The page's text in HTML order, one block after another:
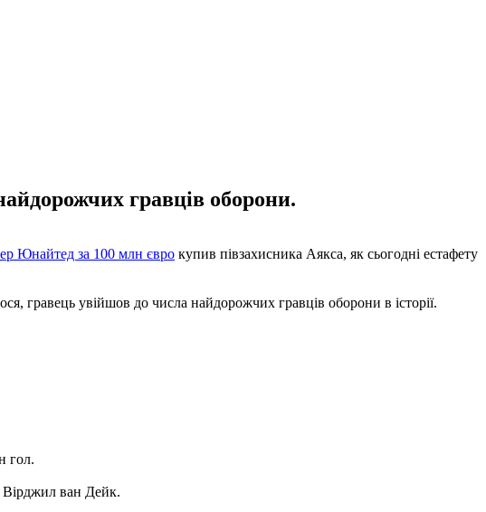
гравців оборони.
Юнайтед за 100 млн євро купив півзахисника Аякса, як сьогодні естафету
гравець увійшов до числа найдорожчих гравців оборони в історії.
гол.
Вірджил ван Дейк.